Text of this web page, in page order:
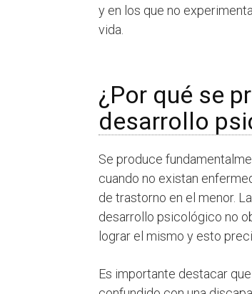
y en los que no
vida.
¿Por qué se
desarrollo
Se produce
cuando no existan
de trastorno en el menor.
desarrollo psicológico no
lograr el mismo y esto
Es importante destacar